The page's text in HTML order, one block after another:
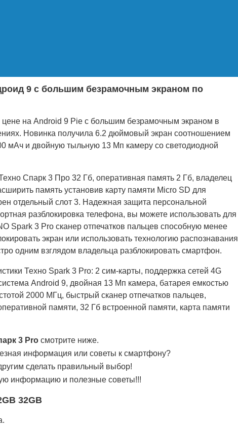
9 с большим безрамочным экраном по
на Android 9 Pie с большим безрамочным экраном в
Новинка получила 6.2 дюймовый экран соотношением
мАч и двойную тыльную 13 Мп камеру со светодиодной
Спарк 3 Про 32 Гб, оперативная память 2 Гб, владелец
память установив карту памяти Micro SD для
отдельный слот 3. Надежная защита персональной
разблокировка телефона, вы можете использовать для
Spark 3 Pro сканер отпечатков пальцев способную менее
экран или использовать технологию распознавания
одним взглядом владельца разблокировать смартфон.
Техно Spark 3 Pro: 2 сим-карты, поддержка сетей 4G
Android 9, двойная 13 Мп камера, батарея емкостью
2000 МГц, быстрый сканер отпечатков пальцев,
памяти, 32 Гб встроенной памяти, карта памяти
3 Pro смотрите ниже.
информация или советы к смартфону?
сделать правильный выбор!
информацию и полезные советы!!!
32GB